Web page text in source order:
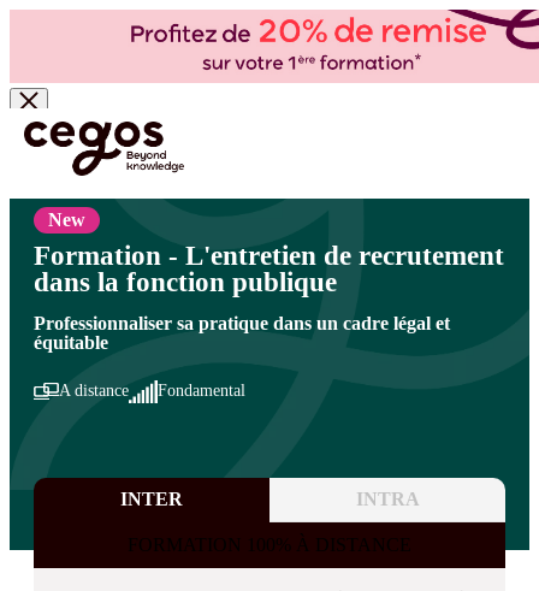
Skip to main content
Vous êtes ici : Accueil >Cegos, organisme de formation à Paris et en régions
Ressources humaines
New
Formation - L'entretien de recrutement
dans la fonction publique
Professionnaliser sa pratique dans un cadre légal et
équitable
A distance Fondamental
INTER INTRA
FORMATION 100% À DISTANCE